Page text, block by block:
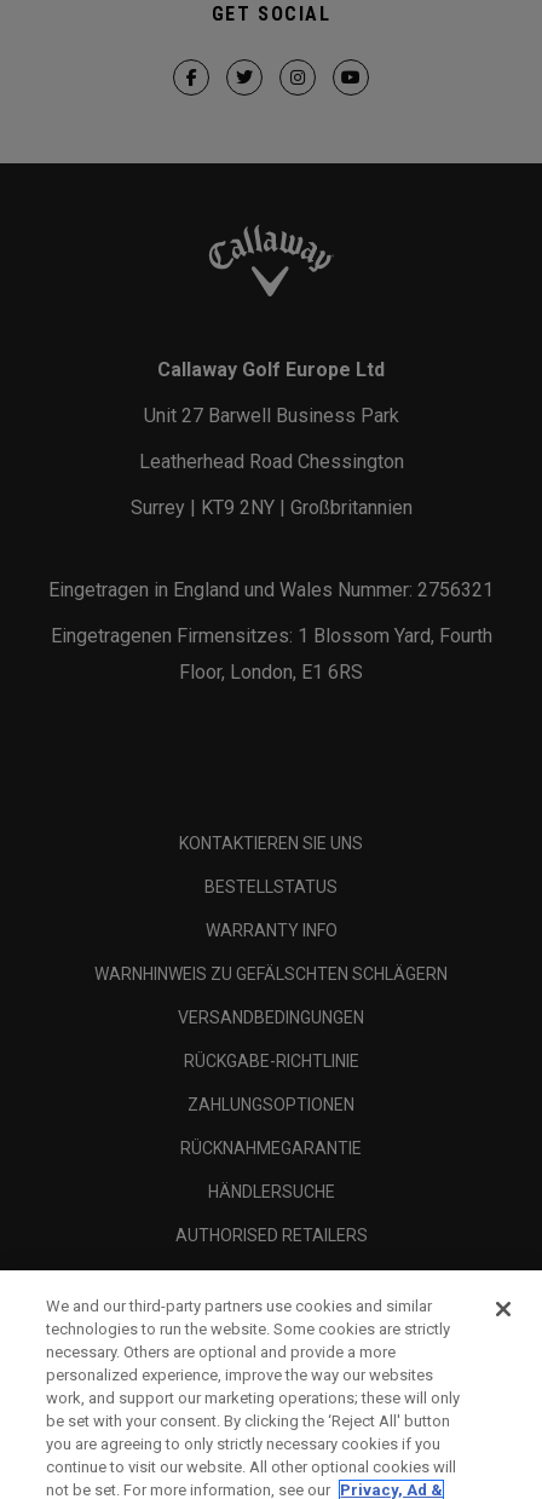
GET SOCIAL
Callaway Golf Europe Ltd
Unit 27 Barwell Business Park
Leatherhead Road Chessington
Surrey | KT9 2NY | Großbritannien
Eingetragen in England und Wales Nummer: 2756321
Eingetragenen Firmensitzes: 1 Blossom Yard, Fourth
Floor, London, E1 6RS
KONTAKTIEREN SIE UNS
BESTELLSTATUS
WARRANTY INFO
WARNHINWEIS ZU GEFÄLSCHTEN SCHLÄGERN
VERSANDBEDINGUNGEN
RÜCKGABE-RICHTLINIE
ZAHLUNGSOPTIONEN
RÜCKNAHMEGARANTIE
HÄNDLERSUCHE
AUTHORISED RETAILERS
UNTERNEHMENSPROFIL
RECHTLICHES-
We and our third-party partners use cookies and similar
technologies to run the website. Some cookies are strictly
necessary. Others are optional and provide a more
personalized experience, improve the way our websites
work, and support our marketing operations; these will only
be set with your consent. By clicking the ‘Reject All' button
you are agreeing to only strictly necessary cookies if you
continue to visit our website. All other optional cookies will
not be set. For more information, see our Privacy, Ad &